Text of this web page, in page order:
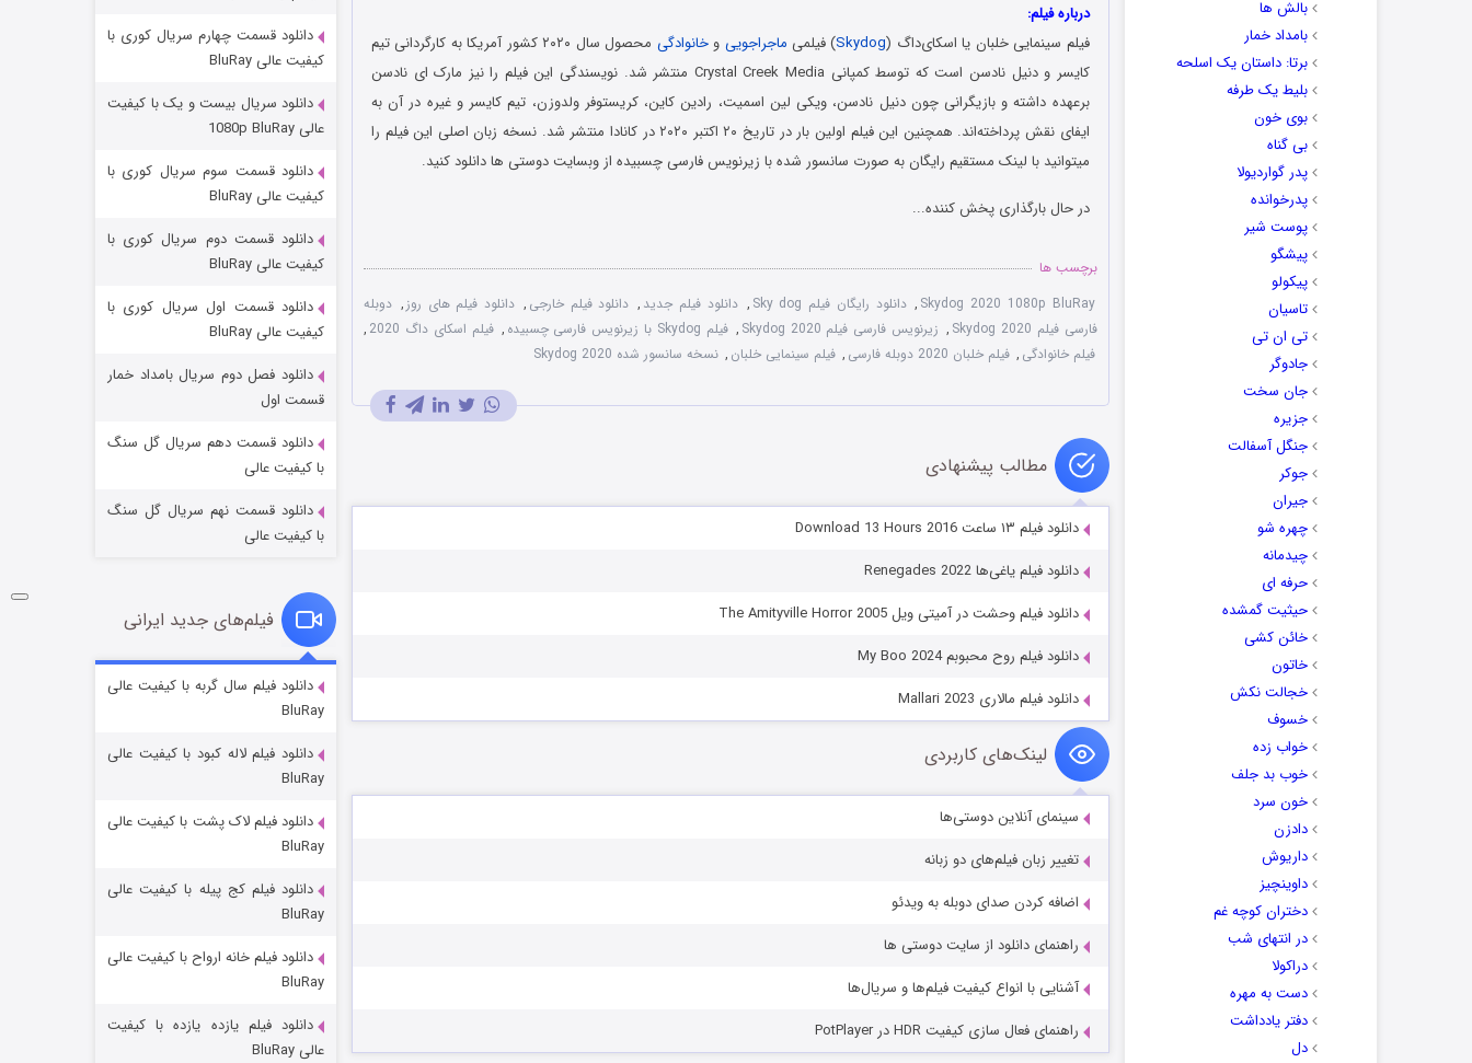
بالش ها
بامداد خمار
برتا: داستان یک اسلحه
بلیط یک‌‌ طرفه
بوی خون
بی گناه
پدر گواردیولا
پدرخوانده
پوست شیر
پیشگو
پیکولو
تاسیان
تی ان تی
جادوگر
جان سخت
جزیره
جنگل آسفالت
جوکر
جیران
چهره شو
چیدمانه
حرفه ای
حیثیت گمشده
خائن کشی
خاتون
خجالت نکش
خسوف
خواب زده
خوب بد جلف
خون سرد
دادزن
داریوش
داوینچیز
دختران کوچه غم
در انتهای شب
دراکولا
دست به مهره
دفتر یادداشت
دل
درباره فیلم:
فیلم سینمایی خلبان یا اسکای‌داگ (Skydog) فیلمی ماجراجویی وخانوادگی
محصول سال ۲۰۲۰ کشور آمریکا به کارگردانی تیم
کایسر و دنیل نادسن است که توسط کمپانی Crystal Creek Media منتشر شد. نویسندگی این فیلم را نیز مارک ای نادسن
برعهده داشته و بازیگرانی چون دنیل نادسن، ویکی لین اسمیت، رادین کاین، کریستوفر ولدوزن، تیم کایسر و غیره در آن به
ایفای نقش پرداخته‌اند. همچنین این فیلم اولین بار در تاریخ ۲۰ اکتبر ۲۰۲۰ در کانادا منتشر شد. نسخه زبان اصلی این فیلم را
میتوانید با لینک مستقیم رایگان به صورت سانسور شده با زیرنویس فارسی چسبیده از وبسایت دوستی ها دانلود کنید.
در حال بارگذاری پخش کننده...
برچسب ها
Skydog 2020 1080p BluRay
, دانلود رایگان فیلم Sky dog , دانلود فیلم جدید , دانلود فیلم خارجی , دانلود فیلم های روز , دوبله
فارسی فیلم Skydog 2020
, زیرنویس فارسی فیلم Skydog 2020 , فیلم Skydog با زیرنویس فارسی چسبیده , فیلم اسکای داگ 2020
,
فیلم خانوادگی , فیلم خلبان 2020 دوبله فارسی , فیلم سینمایی خلبان , نسخه سانسور شده Skydog 2020
مطالب پیشنهادی
دانلود فیلم ۱۳ ساعت Download 13 Hours 2016
دانلود فیلم یاغی‌ها Renegades 2022
دانلود فیلم وحشت در آمیتی ویل The Amityville Horror 2005
دانلود فیلم روح محبوبم My Boo 2024
دانلود فیلم مالاری Mallari 2023
لینک‌های کاربردی
سینمای آنلاین دوستی‌ها
تغییر زبان فیلم‌های دو زبانه
اضافه کردن صدای دوبله به ویدئو
راهنمای دانلود از سایت دوستی ها
آشنایی با انواع کیفیت فیلم‌ها و سریال‌ها
راهنمای فعال سازی کیفیت HDR در PotPlayer
عملیات آپارتمان
مردگان متحرک: شهر مرده ۳
قسمت 2 (زیرنویس) منتشر شد
شکست استوارت در نجات جهان
قسمت
شوگر فصل ۲
دانلود قسمت چهارم سریال کوری با
کیفیت عالی BluRay
دانلود سریال بیست و یک با کیفیت
عالی 1080p BluRay
دانلود قسمت سوم سریال کوری با
کیفیت عالی BluRay
دانلود قسمت دوم سریال کوری با
کیفیت عالی BluRay
دانلود قسمت اول سریال کوری با
کیفیت عالی BluRay
دانلود فصل دوم سریال بامداد خمار
قسمت اول
دانلود قسمت دهم سریال گل سنگ
با کیفیت عالی
دانلود قسمت نهم سریال گل سنگ
با کیفیت عالی
فیلم‌های جدید ایرانی
دانلود فیلم سال گربه با کیفیت عالی
BluRay
دانلود فیلم لاله کبود با کیفیت عالی
BluRay
دانلود فیلم لاک پشت با کیفیت عالی
BluRay
دانلود فیلم کج‌ پیله با کیفیت عالی
BluRay
دانلود فیلم خانه ارواح با کیفیت عالی
BluRay
دانلود فیلم یازده یازده با کیفیت
عالی BluRay